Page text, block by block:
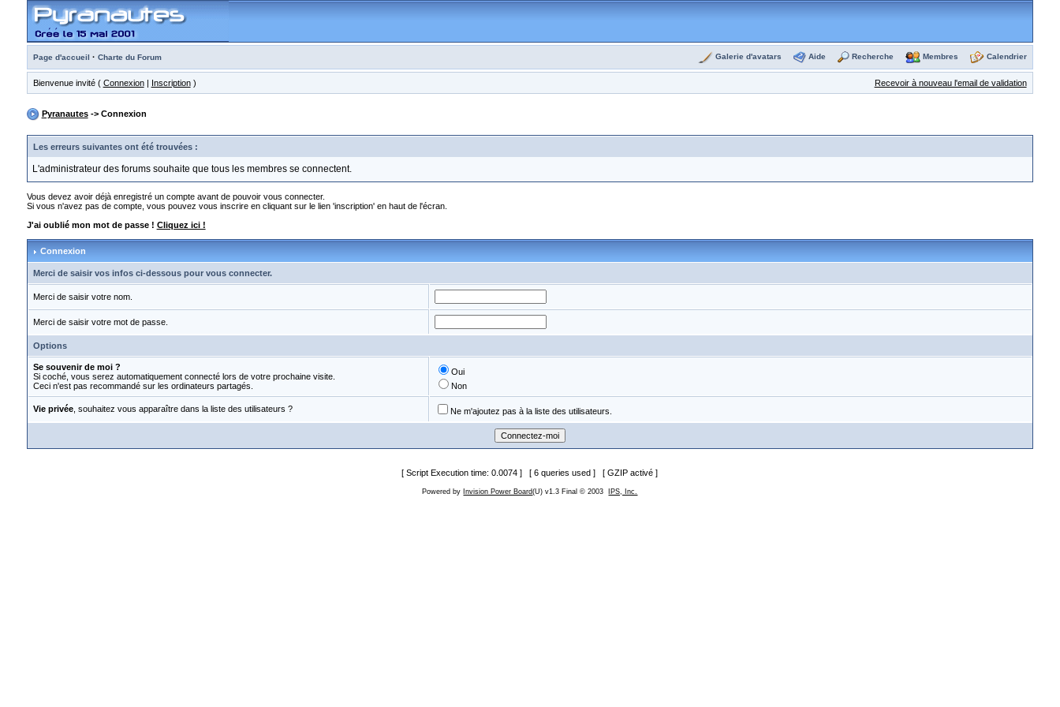
Page d'accueil · Charte du Forum Galerie d'avatars Aide Recherche Membres Calendrier
Bienvenue invité ( Connexion| Inscription) Recevoir à nouveau l'email de validation
Pyranautes-> Connexion
Les erreurs suivantes ont été trouvées :
L'administrateur des forums souhaite que tous les membres se connectent.
Vous devez avoir déjà enregistré un compte avant de pouvoir vous connecter.
Si vous n'avez pas de compte, vous pouvez vous inscrire en cliquant sur le lien 'inscription' en haut de l'écran.
J'ai oublié mon mot de passe ! Cliquez ici !
Connexion
Merci de saisir vos infos ci-dessous pour vous connecter.
Merci de saisir votre nom.
Merci de saisir votre mot de passe.
Options
Se souvenir de moi ?
Si coché, vous serez automatiquement connecté lors de votre prochaine visite.
Ceci n'est pas recommandé sur les ordinateurs partagés.
Oui
Non
Vie privée, souhaitez vous apparaître dans la liste des utilisateurs ? Ne m'ajoutez pas à la liste des utilisateurs.
[ Script Execution time: 0.0074 ] [ 6 queries used ] [ GZIP activé ]
Powered by Invision Power Board(U) v1.3 Final © 2003 IPS, Inc.